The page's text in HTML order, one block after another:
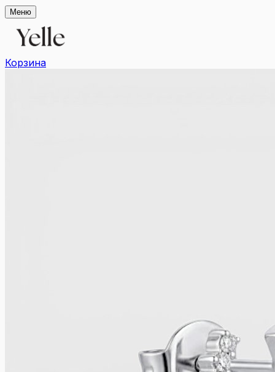
Меню
Корзина